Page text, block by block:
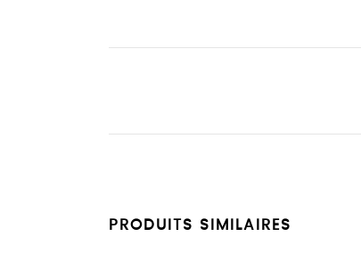
PRODUITS SIMILAIRES